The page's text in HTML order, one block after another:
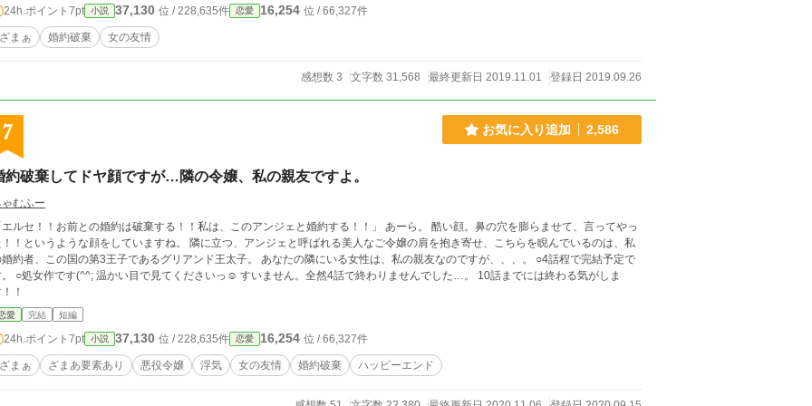
24h.ポイント 7pt 小説 37,130 位 / 228,635件 恋愛 16,254 位 / 66,327件
ざまぁ 婚約破棄 女の友情
感想数 3 文字数 31,568 最終更新日 2019.11.01 登録日 2019.09.26
7 お気に入り追加 2,586
約破棄してドヤ顔ですが…隣の令嬢、私の親友ですよ。
ゃむふー
エルセ！！お前との婚約は破棄する！！私は、このアンジェと婚約する！！」 あーら。 酷い顔。鼻の穴を膨らませて、言ってやっ
！！というような顔をしていますね。 隣に立つ、アンジェと呼ばれる美人なご令嬢の肩を抱き寄せ、こちらを睨んでいるのは、私
者、この国の第3王子であるグリアンド王太子。 あなたの隣にいる女性は、私の親友なのですが、、、。 ○4話程で完結予定で
処女作です(^^; 温かい目で見てくださいっ☺︎ すいません。全然4話で終わりませんでした…。 10話までには終わる気がしま
！
愛 完結 短編
24h.ポイント 7pt 小説 37,130 位 / 228,635件 恋愛 16,254 位 / 66,327件
ざまぁ ざまあ要素あり 悪役令嬢 浮気 女の友情 婚約破棄 ハッピーエンド